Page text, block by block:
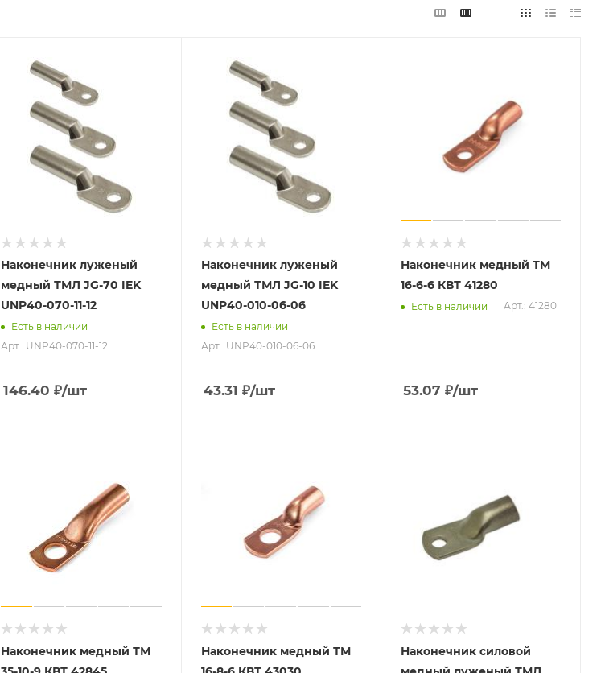
Наконечник луженый
медный ТМЛ JG-70 IEK
UNP40-070-11-12
Есть в наличии
Арт.: UNP40-070-11-12
146.40 ₽/шт
Наконечник луженый
медный ТМЛ JG-10 IEK
UNP40-010-06-06
Есть в наличии
Арт.: UNP40-010-06-06
43.31 ₽/шт
Наконечник медный ТМ
16-6-6 КВТ 41280
Есть в наличии Арт.: 41280
53.07 ₽/шт
Наконечник медный ТМ
Наконечник медный ТМ
Наконечник силовой